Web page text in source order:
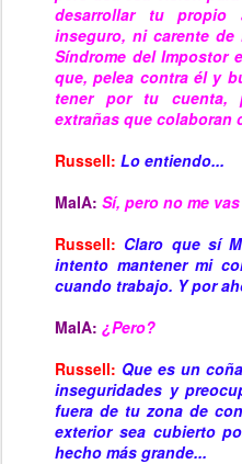
desarrollar tu propio
inseguro, ni carente de
Síndrome del Impostor
que, pelea contra él y
tener por tu cuenta,
extrañas que colaboran
Russell: Lo entiendo...
MaIA: Sí, pero no me
Russell: Claro que sí
intento mantener mi
cuando trabajo. Y por
MaIA: ¿Pero?
Russell: Que es un
inseguridades y
fuera de tu zona de
exterior sea cubierto
hecho más grande...